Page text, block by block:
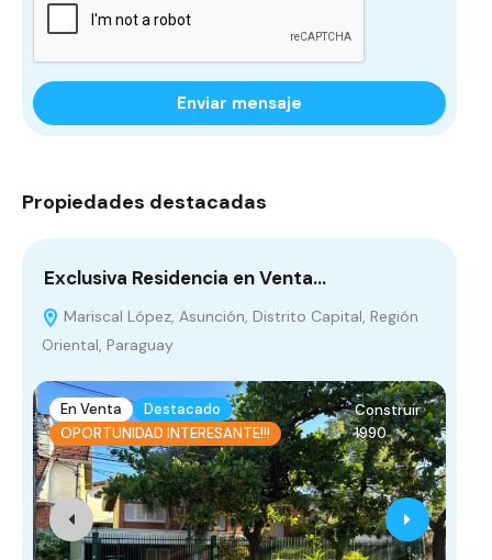
Enviar mensaje
Propiedades destacadas
Exclusiva Residencia en Venta…
Mariscal López, Asunción, Distrito Capital, Región
Oriental, Paraguay
En Venta
Destacado
OPORTUNIDAD INTERESANTE!!!
Construir
1990